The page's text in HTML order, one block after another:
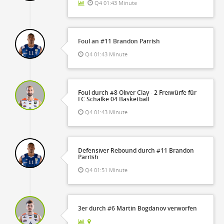
Q4 01:43 Minute
Foul an #11 Brandon Parrish
Q4 01:43 Minute
Foul durch #8 Oliver Clay - 2 Freiwürfe für
FC Schalke 04 Basketball
Q4 01:43 Minute
Defensiver Rebound durch #11 Brandon
Parrish
Q4 01:51 Minute
3er durch #6 Martin Bogdanov verworfen